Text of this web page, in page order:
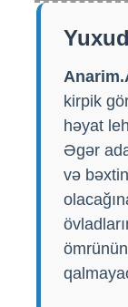
kirpik
həyat
Əgər
və